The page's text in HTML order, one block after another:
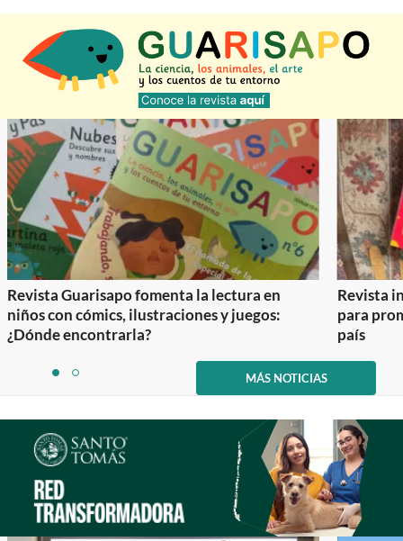
Revista Guarisapo fomenta la lectura en
niños con cómics, ilustraciones y juegos:
¿Dónde encontrarla?
Revista
para
país
itemitem
2
MÁS NOTICIAS